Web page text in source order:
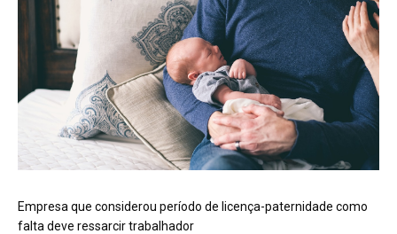
Empresa que considerou período de licença-paternidade como
falta deve ressarcir trabalhador